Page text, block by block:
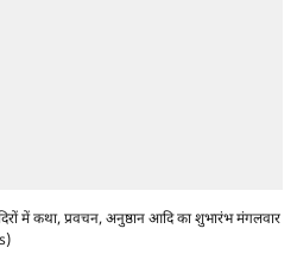
में कथा, प्रवचन, अनुष्ठान आदि का शुभारंभ मंगलवार